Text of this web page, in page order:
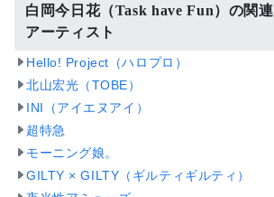
白岡今日花（Task have Fun）の関連
アーティスト
Hello! Project（ハロプロ）
北山宏光（TOBE）
INI（アイエヌアイ）
超特急
モーニング娘。
GILTY × GILTY（ギルティギルティ）